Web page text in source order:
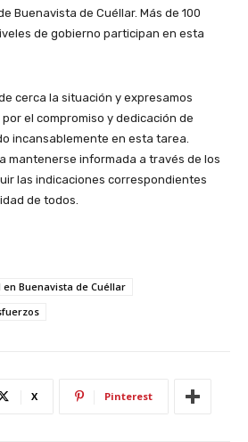
Buenavista de Cuéllar. Más de 100
de gobierno participan en esta
cerca la situación y expresamos
el compromiso y dedicación de
incansablemente en esta tarea.
mantenerse informada a través de los
las indicaciones correspondientes
de todos.
Buenavista de Cuéllar
X Pinterest